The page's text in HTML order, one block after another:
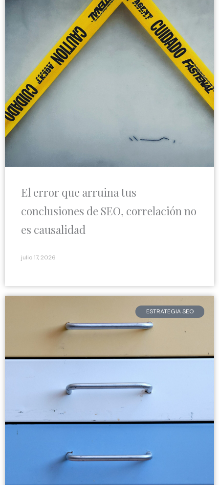
El error que arruina tus
conclusiones de SEO, correlación no
es causalidad
julio 17, 2026
ESTRATEGIA SEO